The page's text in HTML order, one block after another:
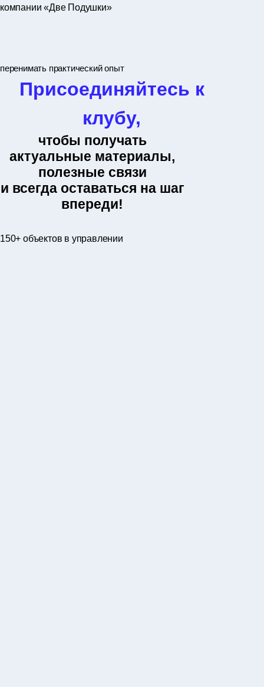
компании «Две Подушки»
перенимать практический опыт
Присоединяйтесь к
клубу,
чтобы получать
актуальные материалы,
полезные связи
и всегда оставаться на шаг
впереди!
150+ объектов в управлении